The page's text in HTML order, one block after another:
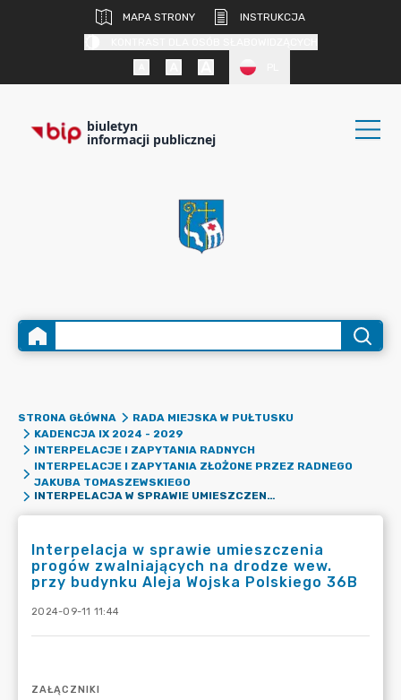
MAPA STRONY
INSTRUKCJA
biuletyn
informacji publicznej
STRONA GŁÓWNA
RADA MIEJSKA W PUŁTUSKU
KADENCJA IX 2024 - 2029
INTERPELACJE I ZAPYTANIA RADNYCH
INTERPELACJE I ZAPYTANIA ZŁOŻONE PRZEZ RADNEGO
JAKUBA TOMASZEWSKIEGO
INTERPELACJA W SPRAWIE UMIESZCZENIA PROGÓW ZWALNIAJĄCYCH NA DRODZE WEW. PRZY BUDYNKU ALEJA WOJSKA POLSKIEGO 36B
Interpelacja w sprawie umieszczenia
progów zwalniających na drodze wew.
przy budynku Aleja Wojska Polskiego 36B
2024-09-11 11:44
ZAŁĄCZNIKI